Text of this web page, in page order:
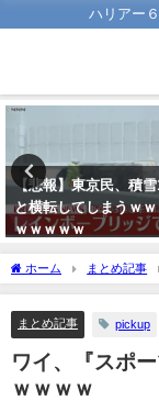
ハリアー
で車ご
ｗｗｗ
車の電動化
2023-09-13
ホーム まとめ記事
ｗ
まとめ記事 pickup
ワイ、『スポ
ｗｗｗｗ